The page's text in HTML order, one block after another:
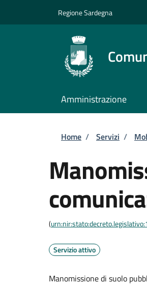
Regione Sardegna
Amministrazione
Briciole
Home / Servizi /
(
Servizio attivo
Manomissione di suolo